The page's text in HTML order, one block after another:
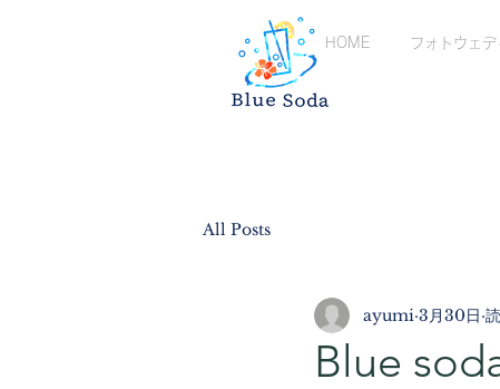
HOME フォトウェデ
All Posts
Blue
ayumi 3月30日